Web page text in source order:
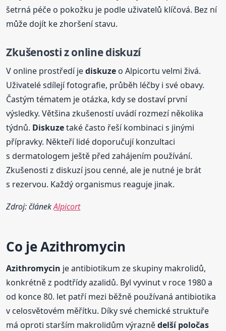
šetrná péče o pokožku je podle uživatelů klíčová. Bez ní
může dojít ke zhoršení stavu.
Zkušenosti z online diskuzí
V online prostředí jediskuze o Alpicortu velmi živá.
Uživatelé sdílejí fotografie, průběh léčby i své obavy.
Častým tématem je otázka, kdy se dostaví první
výsledky. Většina zkušeností uvádí rozmezí několika
týdnů. Diskuzetaké často řeší kombinaci s jinými
přípravky. Někteří lidé doporučují konzultaci
s dermatologem ještě před zahájením používání.
Zkušenosti z diskuzí jsou cenné, ale je nutné je brát
s rezervou. Každý organismus reaguje jinak.
Zdroj: článekAlpicort
Co jeAzithromycin
Azithromycin je antibiotikum ze skupiny makrolidů,
konkrétně z podtřídy azalidů. Byl vyvinut v roce 1980 a
od konce 80. let patří mezi běžně používaná antibiotika
v celosvětovém měřítku. Díky své chemické struktuře
má oproti starším makrolidům výraznědelší poločas